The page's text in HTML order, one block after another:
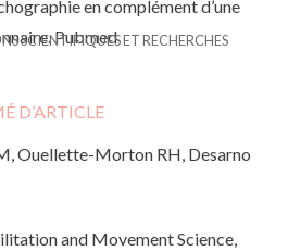
en complément d’une
Pubmed
SCIENTIFIQUES ET RECHERCHES
D’ARTICLE
Ouellette-Morton RH, Desarno
and Movement Science,